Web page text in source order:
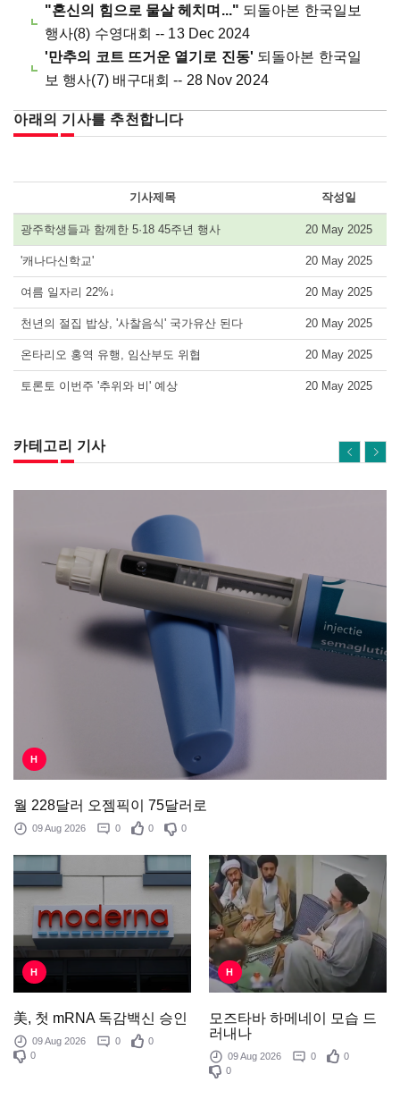
"혼신의 힘으로 물살 헤치며..." 되돌아본 한국일보
행사(8) 수영대회 -- 13 Dec 2024
'만추의 코트 뜨거운 열기로 진동' 되돌아본 한국일
보 행사(7) 배구대회 -- 28 Nov 2024
아래의 기사를 추천합니다
기사제목 작성일
광주학생들과 함께한 5·18 45주년 행사 20 May 2025
'캐나다신학교' 20 May 2025
여름 일자리 22%↓ 20 May 2025
천년의 절집 밥상, '사찰음식' 국가유산 된다 20 May 2025
온타리오 홍역 유행, 임산부도 위협 20 May 2025
토론토 이번주 '추위와 비' 예상 20 May 2025
카테고리 기사
H
월 228달러 오젬픽이 75달러로
09 Aug 2026 0 0 0
H
美, 첫 mRNA 독감백신 승인
09 Aug 2026 0
0
0
H
모즈타바 하메네이 모습 드
러내나
09 Aug 2026 0
0
0